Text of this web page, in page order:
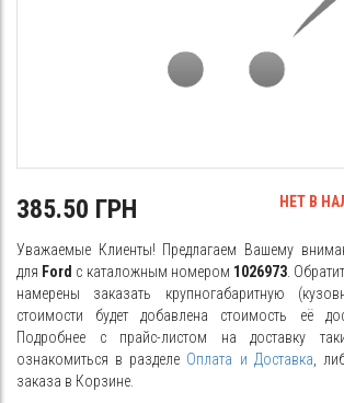
385.50 ГРН НЕТ В
Уважаемые Клиенты! Предлагаем Вашему
для Ford с каталожным номером 1026973 .
намерены заказать крупногабаритную
стоимости будет добавлена стоимость её
Подробнее с прайс-листом на доставку
ознакомиться в разделе Оплата и Доставка ,
заказа в Корзине.